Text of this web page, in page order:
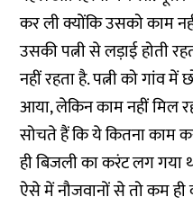
कर ली क्योंकि उसको काम
उसकी पत्नी से लड़ाई होती
नहीं रहता है. पत्नी को गांव
आया, लेकिन काम नहीं मिल
सोचते हैं कि ये कितना काम
ही बिजली का करंट लग गया
ऐसे में नौजवानों से तो कम ही